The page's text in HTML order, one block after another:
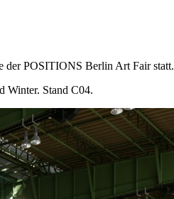
der POSITIONS Berlin Art Fair statt.
Winter. Stand C04.